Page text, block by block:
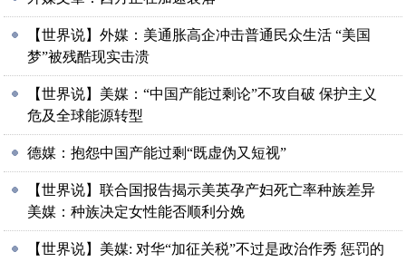
【世界说】外媒：美通胀高企冲击普通民众生活 “美国
梦”被残酷现实击溃
【世界说】美媒：“中国产能过剩论”不攻自破 保护主义
危及全球能源转型
德媒：抱怨中国产能过剩“既虚伪又短视”
【世界说】联合国报告揭示美英孕产妇死亡率种族差异
美媒：种族决定女性能否顺利分娩
【世界说】美媒: 对华“加征关税”不过是政治作秀 惩罚的